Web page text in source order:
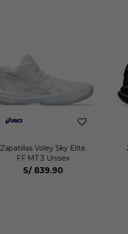
Zapatillas Voley Sky Elite
FF MT 3 Unisex
S/ 839.90